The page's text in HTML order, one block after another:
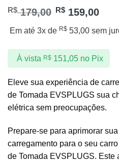
R$179,00 R$ 159,00
Em até 3x de R$ 53,00 sem
À vista R$151,05 no Pix
Eleve sua experiência de
de Tomada EVSPLUGS sua
elétrica sem preocupações.
Prepare-se para aprimorar
carregamento para o seu
de Tomada EVSPLUGS. Este